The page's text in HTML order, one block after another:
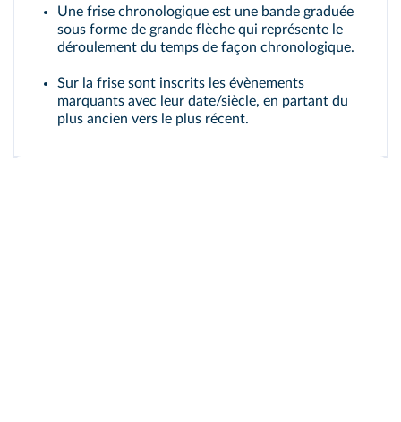
Une frise chronologique est une bande graduée
sous forme de grande flèche qui représente le
déroulement du temps de façon chronologique.
Sur la frise sont inscrits les évènements
marquants avec leur date/siècle, en partant du
plus ancien vers le plus récent.